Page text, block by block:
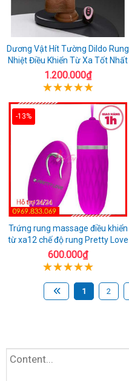
Dương Vật Hít Tường Dildo Rung
Nhiệt Điều Khiển Từ Xa Tốt Nhất
1.200.000₫
-13%
Trứng rung massage điều khiển
từ xa12 chế độ rung Pretty Love
600.000₫
1 2